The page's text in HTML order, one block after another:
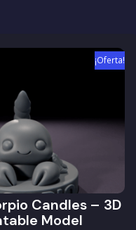
¡Oferta!
Candles – 3D
Model